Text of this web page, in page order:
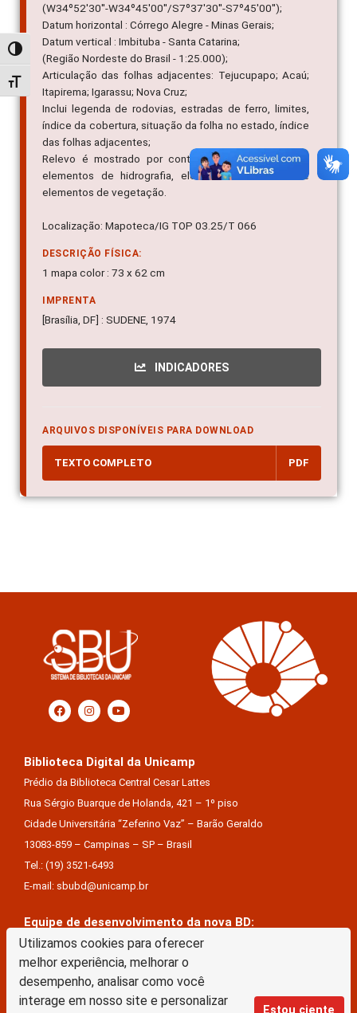
Utilizamos cookies para oferecer
melhor experiência, melhorar o
desempenho, analisar como você
interage em nosso site e personalizar
Estou ciente
Alternar alto contraste
Alternar tamanho da fonte
(W34º52'30''-W34º45'00''/S7º37'30''-S7º45'00'');
Datum horizontal : Córrego Alegre - Minas Gerais;
Datum vertical : Imbituba - Santa Catarina;
(Região Nordeste do Brasil - 1:25.000);
Articulação das folhas adjacentes: Tejucupapo; Acaú;
Itapirema; Igarassu; Nova Cruz;
Inclui legenda de rodovias, estradas de ferro, limites,
índice da cobertura, situação da folha no estado, índice
das folhas adjacentes;
Relevo é mostrado por contornos, pontos cotados,
elementos de hidrografia, elementos de altitude e
elementos de vegetação.
Localização: Mapoteca/IG TOP 03.25/T 066
DESCRIÇÃO FÍSICA:
1 mapa color : 73 x 62 cm
IMPRENTA
[Brasília, DF] : SUDENE, 1974
INDICADORES
ARQUIVOS DISPONÍVEIS PARA DOWNLOAD
TEXTO COMPLETO PDF
Biblioteca Digital da Unicamp
Prédio da Biblioteca Central Cesar Lattes
Rua Sérgio Buarque de Holanda, 421 – 1º piso
Cidade Universitária “Zeferino Vaz” – Barão Geraldo
13083-859 – Campinas – SP – Brasil
Tel.: (19) 3521-6493
E-mail: sbubd@unicamp.br
Equipe de desenvolvimento da nova BD:
Keite Aparecida Duarte
Márcio Vinícius De Jesus Almeida
Saul Victor De Castro E Silva